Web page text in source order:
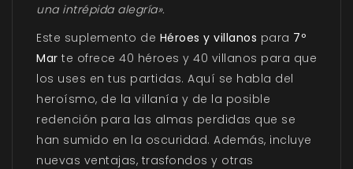
una intrépida alegría».
Este suplemento de Héroes y villanos para 7º
Mar te ofrece 40 héroes y 40 villanos para que
los uses en tus partidas. Aquí se habla del
heroísmo, de la villanía y de la posible
redención para las almas perdidas que se
han sumido en la oscuridad. Además, incluye
nuevas ventajas, trasfondos y otras